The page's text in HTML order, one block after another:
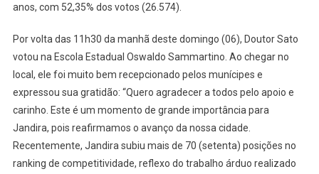
Jandira
anos, com 52,35% dos votos (26.574).
Por volta das 11h30 da manhã deste domingo (06), Doutor Sato
votou na Escola Estadual Oswaldo Sammartino. Ao chegar no
local, ele foi muito bem recepcionado pelos munícipes e
expressou sua gratidão: “Quero agradecer a todos pelo apoio e
carinho. Este é um momento de grande importância para
Jandira, pois reafirmamos o avanço da nossa cidade.
Recentemente, Jandira subiu mais de 70 (setenta) posições no
ranking de competitividade, reflexo do trabalho árduo realizado